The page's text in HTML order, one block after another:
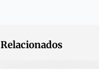
Relacionados